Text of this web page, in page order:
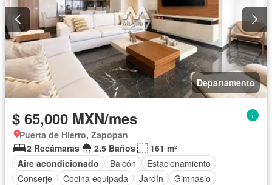
Departamento
$ 65,000 MXN/mes
Puerta de Hierro, Zapopan
2 Recámaras
2.5 Baños
161 m²
Aire acondicionado
Balcón
Estacionamiento
Conserje
Cocina equipada Jardín
Gimnasio